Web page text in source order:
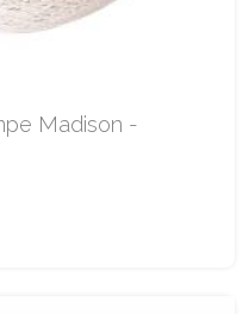
Madison -